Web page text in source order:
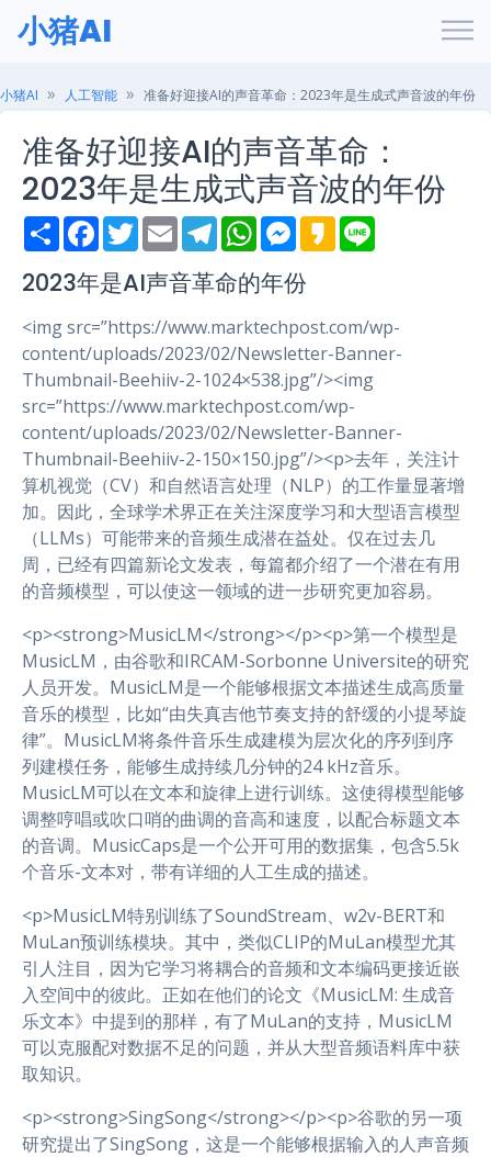
小猪AI
小猪AI 人工智能 准备好迎接AI的声音革命：2023年是生成式声音波的年份
准备好迎接AI的声音革命：
2023年是生成式声音波的年份
S
h
r
e
F
a
e
b
o
k
T
w
t
t
r
E
m
i
l
T
e
e
g
a
m
W
h
t
s
p
p
M
e
s
e
g
e
r
K
a
2023年是AI声音革命的年份
<img src=”https://www.marktechpost.com/wp-
content/uploads/2023/02/Newsletter-Banner-
Thumbnail-Beehiiv-2-1024×538.jpg”/><img
src=”https://www.marktechpost.com/wp-
content/uploads/2023/02/Newsletter-Banner-
Thumbnail-Beehiiv-2-150×150.jpg”/><p>去年，关注计
算机视觉（CV）和自然语言处理（NLP）的工作量显著增
加。因此，全球学术界正在关注深度学习和大型语言模型
（LLMs）可能带来的音频生成潜在益处。仅在过去几
周，已经有四篇新论文发表，每篇都介绍了一个潜在有用
的音频模型，可以使这一领域的进一步研究更加容易。
<p><strong>MusicLM</strong></p><p>第一个模型是
MusicLM，由谷歌和IRCAM-Sorbonne Universite的研究
人员开发。MusicLM是一个能够根据文本描述生成高质量
音乐的模型，比如“由失真吉他节奏支持的舒缓的小提琴旋
律”。MusicLM将条件音乐生成建模为层次化的序列到序
列建模任务，能够生成持续几分钟的24 kHz音乐。
MusicLM可以在文本和旋律上进行训练。这使得模型能够
调整哼唱或吹口哨的曲调的音高和速度，以配合标题文本
的音调。MusicCaps是一个公开可用的数据集，包含5.5k
个音乐-文本对，带有详细的人工生成的描述。
<p>MusicLM特别训练了SoundStream、w2v-BERT和
MuLan预训练模块。其中，类似CLIP的MuLan模型尤其
引人注目，因为它学习将耦合的音频和文本编码更接近嵌
入空间中的彼此。正如在他们的论文《MusicLM: 生成音
乐文本》中提到的那样，有了MuLan的支持，MusicLM
可以克服配对数据不足的问题，并从大型音频语料库中获
取知识。
<p><strong>SingSong</strong></p><p>谷歌的另一项
研究提出了SingSong，这是一个能够根据输入的人声音频